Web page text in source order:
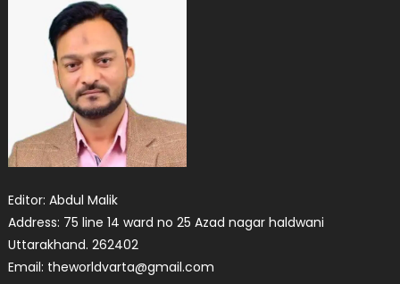
Editor: Abdul Malik
Address: 75 line 14 ward no 25 Azad nagar haldwani
Uttarakhand. 262402
Email: theworldvarta@gmail.com